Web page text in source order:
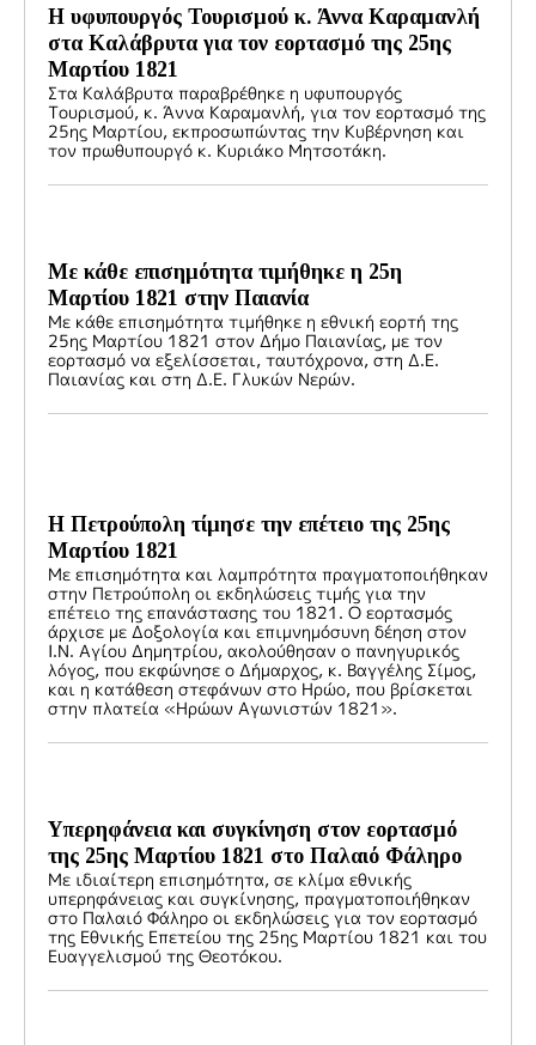
Η υφυπουργός Τουρισμού κ. Άννα Καραμανλή
στα Καλάβρυτα για τον εορτασμό της 25ης
Μαρτίου 1821
Στα Καλάβρυτα παραβρέθηκε η υφυπουργός
Τουρισμού, κ. Άννα Καραμανλή, για τον εορτασμό της
25ης Μαρτίου, εκπροσωπώντας την Κυβέρνηση και
τον πρωθυπουργό κ. Κυριάκο Μητσοτάκη.
Με κάθε επισημότητα τιμήθηκε η 25η
Μαρτίου 1821 στην Παιανία
Με κάθε επισημότητα τιμήθηκε η εθνική εορτή της
25ης Μαρτίου 1821 στον Δήμο Παιανίας, με τον
εορτασμό να εξελίσσεται, ταυτόχρονα, στη Δ.Ε.
Παιανίας και στη Δ.Ε. Γλυκών Νερών.
Η Πετρούπολη τίμησε την επέτειο της 25ης
Μαρτίου 1821
Με επισημότητα και λαμπρότητα πραγματοποιήθηκαν
στην Πετρούπολη οι εκδηλώσεις τιμής για την
επέτειο της επανάστασης του 1821. Ο εορτασμός
άρχισε με Δοξολογία και επιμνημόσυνη δέηση στον
Ι.Ν. Αγίου Δημητρίου, ακολούθησαν ο πανηγυρικός
λόγος, που εκφώνησε ο Δήμαρχος, κ. Βαγγέλης Σίμος,
και η κατάθεση στεφάνων στο Ηρώο, που βρίσκεται
στην πλατεία «Ηρώων Αγωνιστών 1821».
Υπερηφάνεια και συγκίνηση στον εορτασμό
της 25ης Μαρτίου 1821 στο Παλαιό Φάληρο
Με ιδιαίτερη επισημότητα, σε κλίμα εθνικής
υπερηφάνειας και συγκίνησης, πραγματοποιήθηκαν
στο Παλαιό Φάληρο οι εκδηλώσεις για τον εορτασμό
της Εθνικής Επετείου της 25ης Μαρτίου 1821 και του
Ευαγγελισμού της Θεοτόκου.